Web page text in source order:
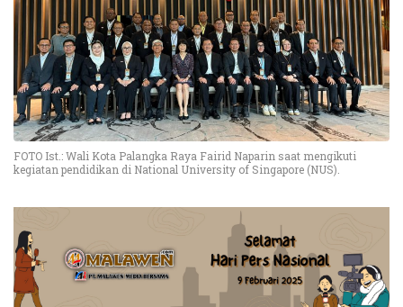
FOTO Ist.: Wali Kota Palangka Raya Fairid Naparin saat mengikuti
kegiatan pendidikan di National University of Singapore (NUS).